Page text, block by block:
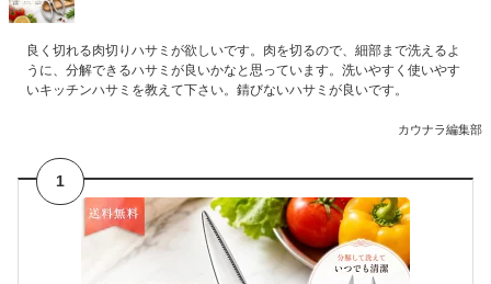
良く切れる肉切りハサミが欲しいです。肉を切るので、細部まで洗えるよ
うに、分解できるハサミが良いかなと思っています。洗いやすく使いやす
いキッチンハサミを教えて下さい。錆びないハサミが良いです。
カウナラ編集部
1